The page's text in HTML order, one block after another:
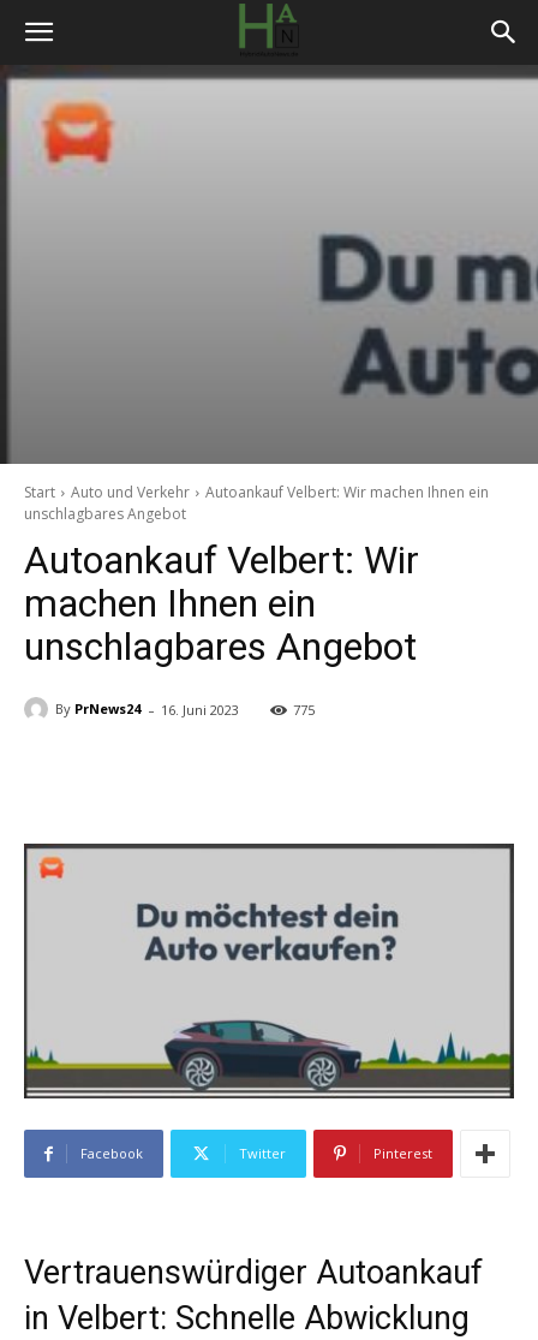
Start Auto und Verkehr
Autoankauf Velbert: Wir machen Ihnen ein
unschlagbares Angebot
Autoankauf Velbert: Wir
machen Ihnen ein
unschlagbares Angebot
By PrNews24 - 16. Juni 2023 775
Facebook Twitter Pinterest
Vertrauenswürdiger Autoankauf
in Velbert: Schnelle Abwicklung